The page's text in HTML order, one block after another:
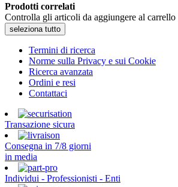
Prodotti correlati
Controlla gli articoli da aggiungere al carrello
seleziona tutto
Termini di ricerca
Norme sulla Privacy e sui Cookie
Ricerca avanzata
Ordini e resi
Contattaci
Transazione sicura
Consegna in 7/8 giorni
in media
Individui - Professionisti - Enti